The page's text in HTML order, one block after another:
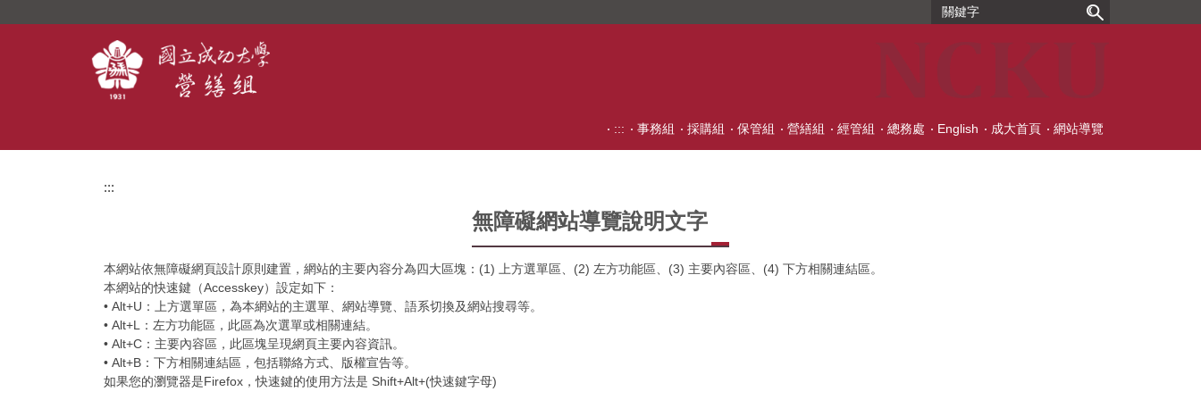
::: 事務組 採購組 保管組 營繕組 經管組 總務處 English 成大首頁 網站導覽
:::
無障礙網站導覽說明文字
本網站依無障礙網頁設計原則建置，網站的主要內容分為四大區塊：(1) 上方選單區、(2) 左方功能區、(3) 主要內容區、(4) 下方相關連結區。
本網站的快速鍵（Accesskey）設定如下：
• Alt+U：上方選單區，為本網站的主選單、網站導覽、語系切換及網站搜尋等。
• Alt+L：左方功能區，此區為次選單或相關連結。
• Alt+C：主要內容區，此區塊呈現網頁主要內容資訊。
• Alt+B：下方相關連結區，包括聯絡方式、版權宣告等。
如果您的瀏覽器是Firefox，快速鍵的使用方法是 Shift+Alt+(快速鍵字母)